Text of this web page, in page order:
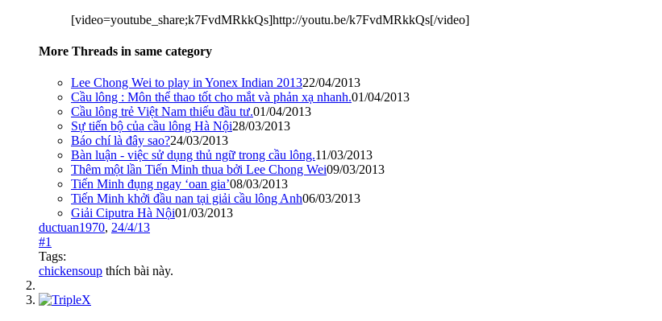
[video=youtube_share;k7FvdMRkkQs]http://youtu.be/k7FvdMRkkQs[/video]
More Threads in same category
Lee Chong Wei to play in Yonex Indian 201322/04/2013
Cầu lông : Môn thể thao tốt cho mắt và phản xạ nhanh.01/04/2013
Cầu lông trẻ Việt Nam thiếu đầu tư.01/04/2013
Sự tiến bộ của cầu lông Hà Nội28/03/2013
Báo chí là đây sao?24/03/2013
Bàn luận - việc sử dụng thủ ngữ trong cầu lông.11/03/2013
Thêm một lần Tiến Minh thua bởi Lee Chong Wei09/03/2013
Tiến Minh đụng ngay ‘oan gia’08/03/2013
Tiến Minh khởi đầu nan tại giải cầu lông Anh06/03/2013
Giải Ciputra Hà Nội01/03/2013
ductuan1970, 24/4/13
#1
Tags:
chickensoup thích bài này.